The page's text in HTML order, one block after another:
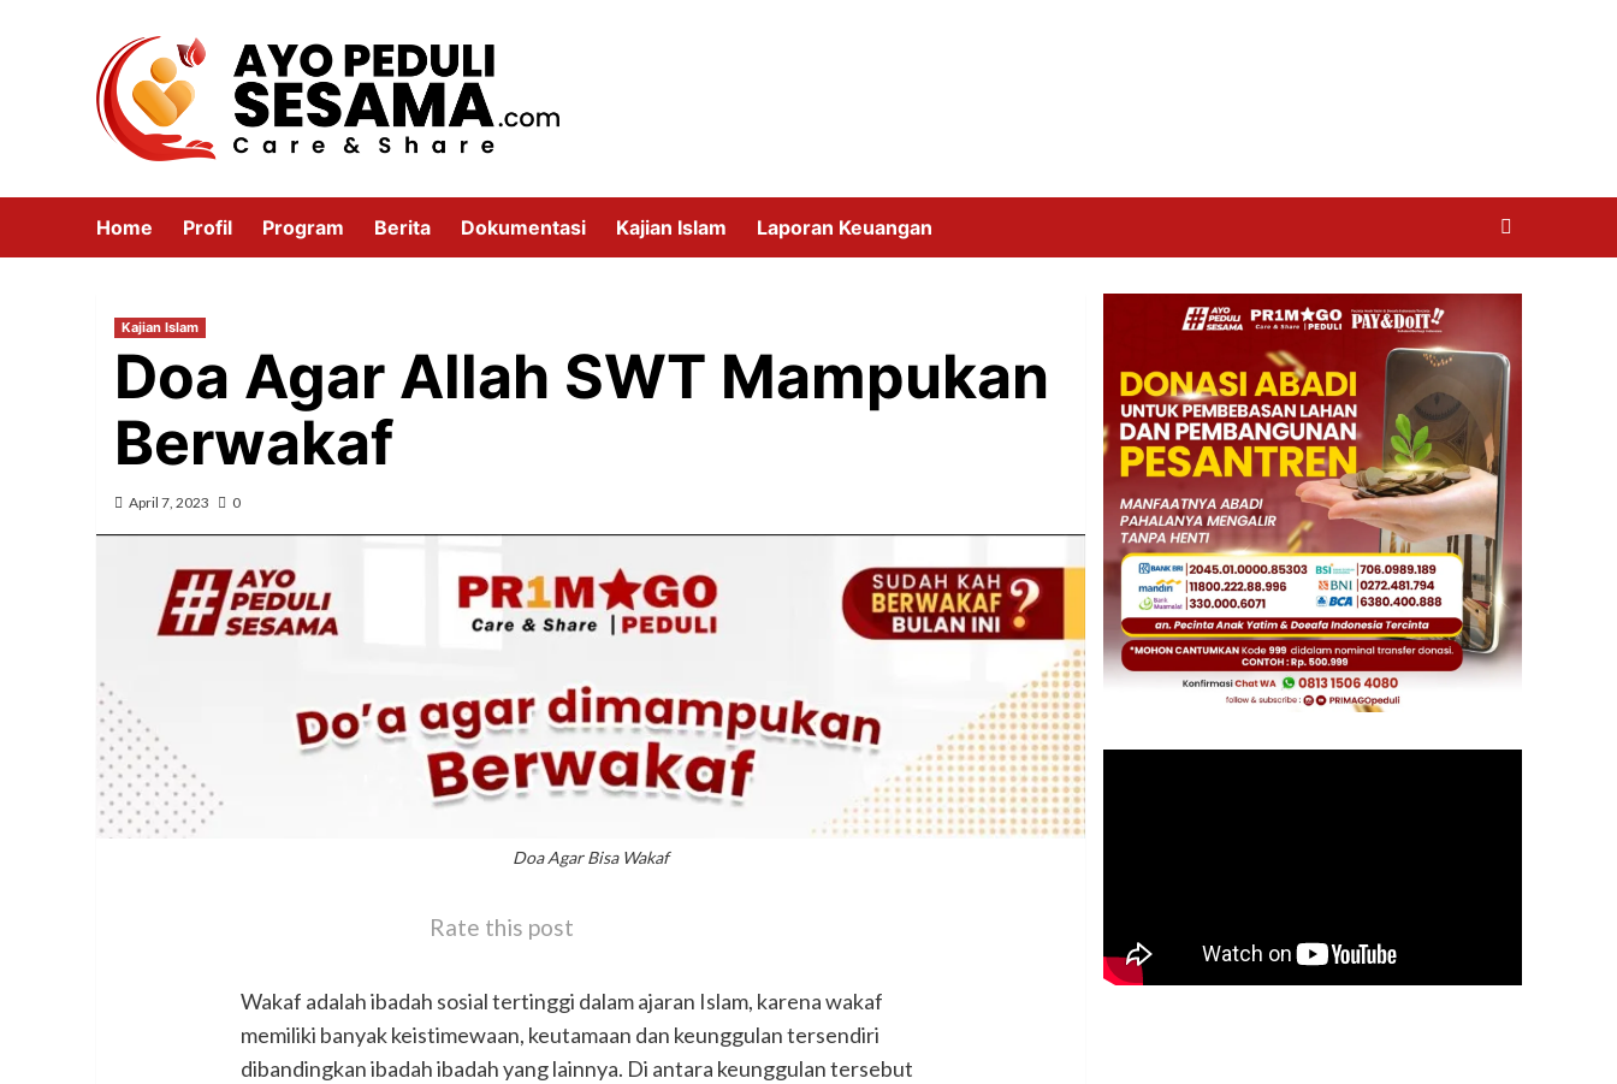
Home Profil Program Berita Dokumentasi Kajian Islam Laporan Keuangan
Kajian Islam
Doa Agar Allah SWT Mampukan
Berwakaf
April 7, 2023 0
Doa Agar Bisa Wakaf
Rate this post
Wakaf adalah ibadah sosial tertinggi dalam ajaran Islam, karena wakaf
memiliki banyak keistimewaan, keutamaan dan keunggulan tersendiri
dibandingkan ibadah ibadah yang lainnya. Di antara keunggulan tersebut